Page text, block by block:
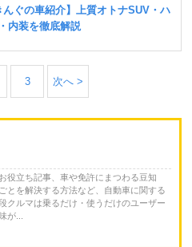
3 次へ >
役立ち記事、車や免許にまつわる豆知
とを解決する方法など、自動車に関する
クルマは乗るだけ・使うだけのユーザー
が...